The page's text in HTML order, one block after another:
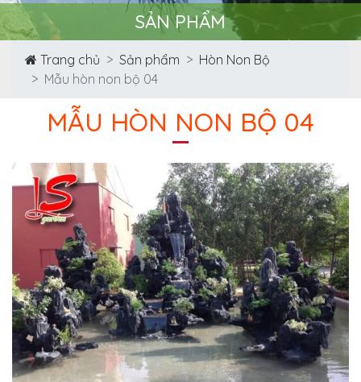
SẢN PHẨM
Trang chủ Sản phẩm
Hòn Non Bộ
Mẫu hòn non bộ 04
MẪU HÒN NON BỘ 04